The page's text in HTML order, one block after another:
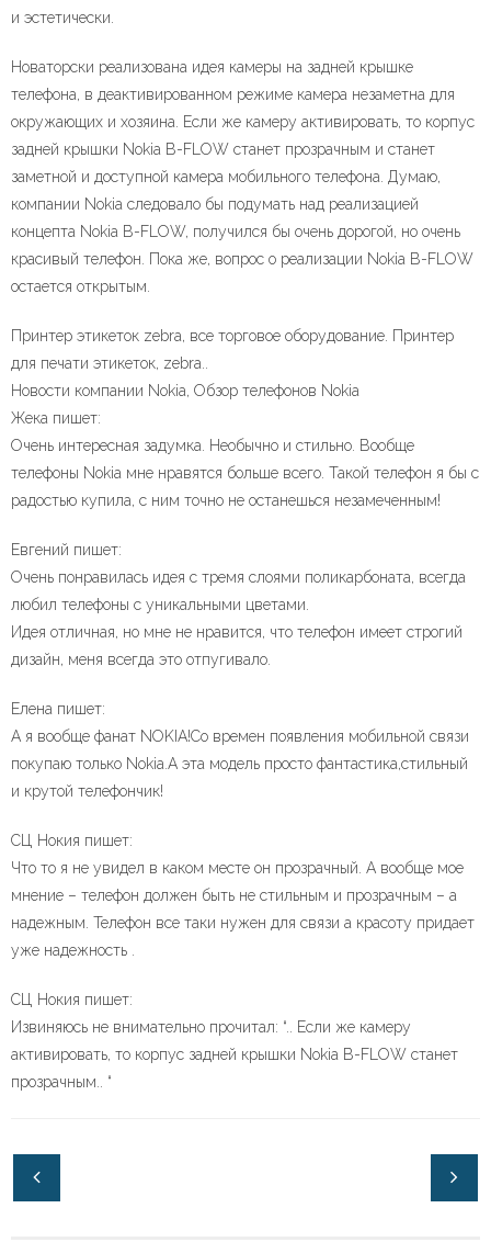
и эстетически.
Новаторски реализована идея камеры на задней крышке
телефона, в деактивированном режиме камера незаметна для
окружающих и хозяина. Если же камеру активировать, то корпус
задней крышки Nokia B-FLOW станет прозрачным и станет
заметной и доступной камера мобильного телефона. Думаю,
компании Nokia следовало бы подумать над реализацией
концепта Nokia B-FLOW, получился бы очень дорогой, но очень
красивый телефон. Пока же, вопрос о реализации Nokia B-FLOW
остается открытым.
Принтер этикеток zebra, все торговое оборудование. Принтер
для печати этикеток, zebra..
Новости компании Nokia, Обзор телефонов Nokia
Жека пишет:
Очень интересная задумка. Необычно и стильно. Вообще
телефоны Nokia мне нравятся больше всего. Такой телефон я бы с
радостью купила, с ним точно не останешься незамеченным!
Евгений пишет:
Очень понравилась идея с тремя слоями поликарбоната, всегда
любил телефоны с уникальными цветами.
Идея отличная, но мне не нравится, что телефон имеет строгий
дизайн, меня всегда это отпугивало.
Елена пишет:
А я вообще фанат NOKIA!Со времен появления мобильной связи
покупаю только Nokia.А эта модель просто фантастика,стильный
и крутой телефончик!
СЦ Нокия пишет:
Что то я не увидел в каком месте он прозрачный. А вообще мое
мнение – телефон должен быть не стильным и прозрачным – а
надежным. Телефон все таки нужен для связи а красоту придает
уже надежность .
СЦ Нокия пишет:
Извиняюсь не внимательно прочитал: “.. Если же камеру
активировать, то корпус задней крышки Nokia B-FLOW станет
прозрачным.. “